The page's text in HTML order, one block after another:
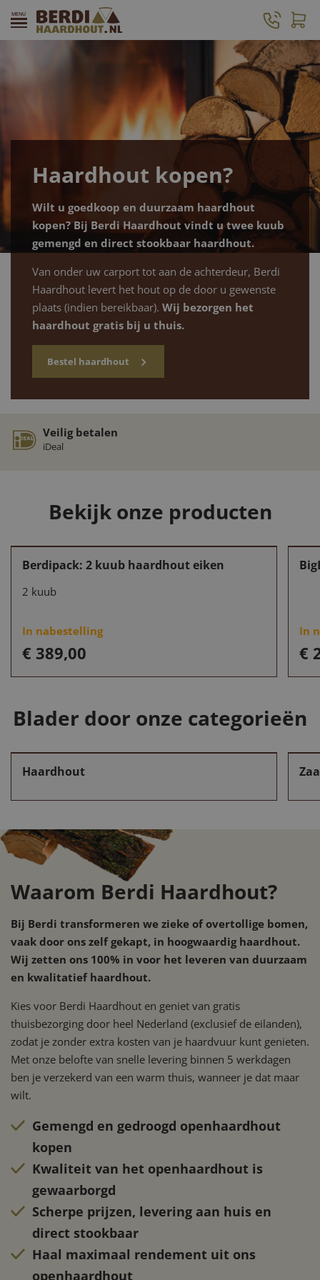
Haardhout kopen?
Wilt u goedkoop en duurzaam haardhout
kopen? Bij Berdi Haardhout vindt u twee kuub
gemengd en direct stookbaar haardhout.
Van onder uw carport tot aan de achterdeur, Berdi
Haardhout levert het hout op de door u gewenste
plaats (indien bereikbaar). Wij bezorgen het
haardhout gratis bij u thuis.
Bestel haardhout
Droog garantie
Max. 20% vocht
Veilig betalen
iDeal
Bekijk onze producten
Berdipack: 2 kuub haardhout eiken
2 kuub
In nabestelling
€ 389,00
In
€
Blader door onze categorieën
Haardhout
Waarom Berdi Haardhout?
Bij Berdi transformeren we zieke of overtollige bomen,
vaak door ons zelf gekapt, in hoogwaardig haardhout.
Wij zetten ons 100% in voor het leveren van duurzaam
en kwalitatief haardhout.
Kies voor Berdi Haardhout en geniet van gratis
thuisbezorging door heel Nederland (exclusief de eilanden),
zodat je zonder extra kosten van je haardvuur kunt genieten.
Met onze belofte van snelle levering binnen 5 werkdagen
ben je verzekerd van een warm thuis, wanneer je dat maar
wilt.
Gemengd en gedroogd openhaardhout
kopen
Kwaliteit van het openhaardhout is
gewaarborgd
Scherpe prijzen, levering aan huis en
direct stookbaar
Haal maximaal rendement uit ons
openhaardhout